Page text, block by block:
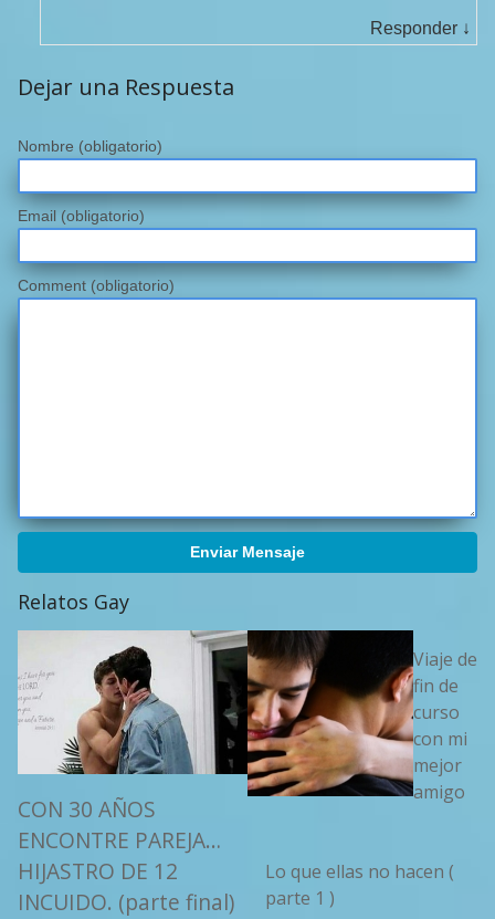
Responder ↓
Dejar una Respuesta
Nombre (obligatorio)
Email (obligatorio)
Comment (obligatorio)
Enviar Mensaje
Relatos Gay
CON 30 AÑOS
ENCONTRE PAREJA…
HIJASTRO DE 12
INCUIDO. (parte final)
Viaje de
fin de
curso
con mi
mejor
amigo
Lo que ellas no hacen (
parte 1 )